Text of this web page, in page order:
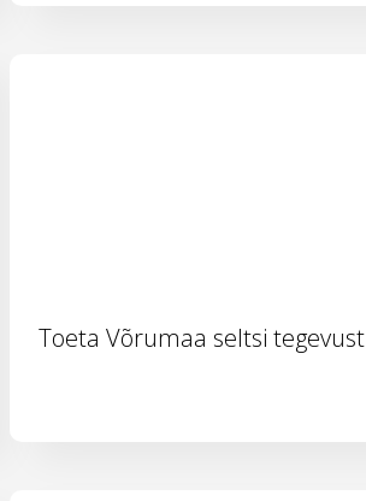
Toeta Võrumaa seltsi tegevust